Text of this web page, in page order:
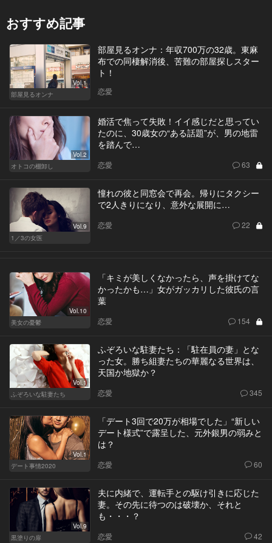
おすすめ記事
Vol.1
部屋見るオンナ
部屋見るオンナ：年収700万の32歳。東麻
布での同棲解消後、苦難の部屋探しスター
ト！
恋愛
Vol.2
オトコの棚卸し
婚活で焦って失敗！イイ感じだと思ってい
たのに、30歳女の“ある話題”が、男の地雷
を踏んで…
恋愛 63
Vol.9
1／3の女医
憧れの彼と同窓会で再会。帰りにタクシー
で2人きりになり、意外な展開に…
恋愛 22
Vol.10
美女の憂鬱
「キミが美しくなかったら、声を掛けてな
かったかも…」女がガッカリした彼氏の言
葉
恋愛 154
Vol.1
ふぞろいな駐妻たち
ふぞろいな駐妻たち：「駐在員の妻」とな
った女。勝ち組妻たちの華麗なる世界は、
天国か地獄か？
恋愛 345
Vol.1
デート事情2020
「デート3回で20万が相場でした」“新しい
デート様式”で露呈した、元外銀男の弱みと
は？
恋愛 60
Vol.9
黒塗りの扉
夫に内緒で、運転手との駆け引きに応じた
妻。その先に待つのは破壊か、それと
も・・・？
恋愛 42